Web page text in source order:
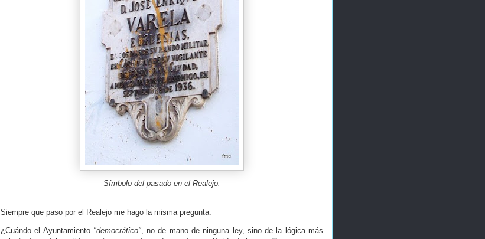
Símbolo del pasado en el Realejo.
Siempre que paso por el Realejo me hago la misma pregunta:
¿Cuándo el Ayuntamiento "democrático", no de mano de ninguna ley, sino de la lógica más